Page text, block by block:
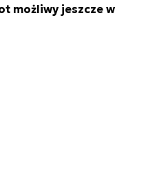
możliwy jeszcze w